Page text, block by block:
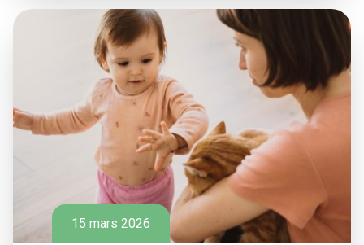
15 mars 2026